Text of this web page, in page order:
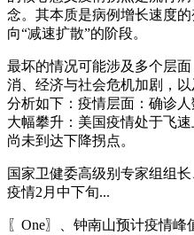
念。其本质是病例增长速度
向“减速扩散”的阶段。
最坏的情况可能涉及多个层
消、经济与社会危机加剧，
分析如下：疫情层面：确诊
大幅攀升：美国疫情处于飞
尚未到达下降拐点。
国家卫健委高级别专家组组
疫情2月中下旬...
〖One〗、钟南山预计疫情